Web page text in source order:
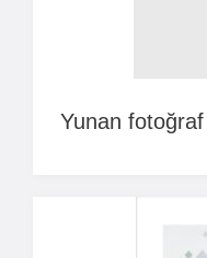
Yunan fotoğraf